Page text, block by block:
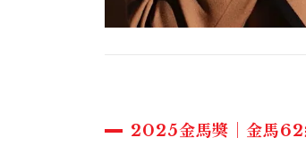
2025金馬獎｜金馬62